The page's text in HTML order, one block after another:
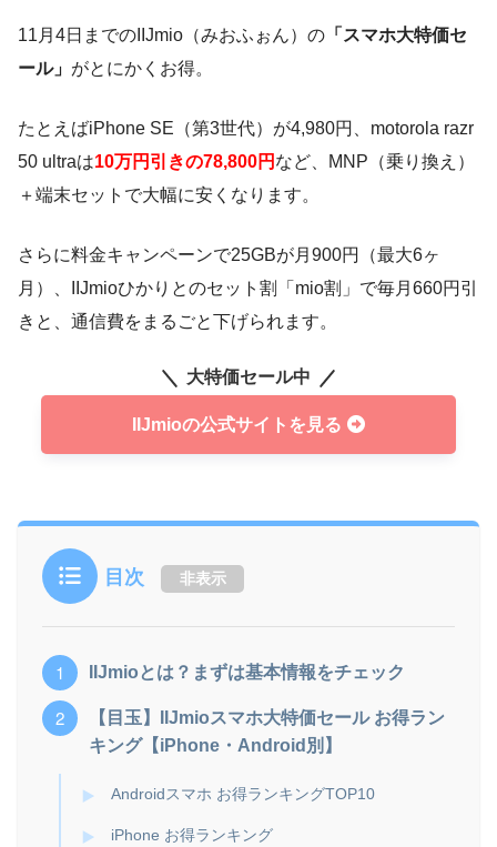
11月4日までのIIJmio（みおふぉん）の 「スマホ大特価セ
ール」 がとにかくお得。
たとえばiPhone SE（第3世代）が4,980円、motorola razr
50 ultraは10万円引きの78,800円 など、MNP（乗り換え）
＋端末セットで大幅に安くなります。
さらに料金キャンペーンで25GBが月900円（最大6ヶ
月）、IIJmioひかりとのセット割「mio割」で毎月660円引
きと、通信費をまるごと下げられます。
大特価セール中
IIJmioの公式サイトを見る
目次 非表示
IIJmioとは？まずは基本情報をチェック
【目玉】IIJmioスマホ大特価セール お得ラン
キング【iPhone・Android別】
Androidスマホ お得ランキングTOP10
iPhone お得ランキング